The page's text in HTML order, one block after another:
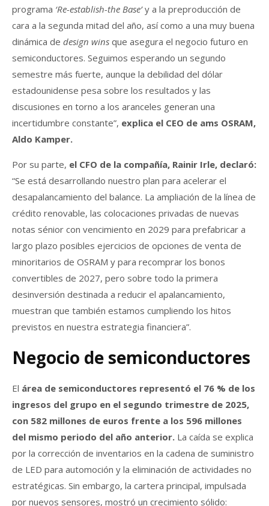
programa ‘Re-establish-the Base’y a la preproducción de
cara a la segunda mitad del año, así como a una muy buena
dinámica de design wins que asegura el negocio futuro en
semiconductores. Seguimos esperando un segundo
semestre más fuerte, aunque la debilidad del dólar
estadounidense pesa sobre los resultados y las
discusiones en torno a los aranceles generan una
incertidumbre constante”, explica el CEO de ams OSRAM,
Aldo Kamper.
Por su parte, el CFO de la compañía, Rainir Irle, declaró:
“Se está desarrollando nuestro plan para acelerar el
desapalancamiento del balance. La ampliación de la línea de
crédito renovable, las colocaciones privadas de nuevas
notas sénior con vencimiento en 2029 para prefabricar a
largo plazo posibles ejercicios de opciones de venta de
minoritarios de OSRAM y para recomprar los bonos
convertibles de 2027, pero sobre todo la primera
desinversión destinada a reducir el apalancamiento,
muestran que también estamos cumpliendo los hitos
previstos en nuestra estrategia financiera”.
Negocio de semiconductores
El área de semiconductores representó el 76 % de los
ingresos del grupo en el segundo trimestre de 2025,
con 582 millones de euros frente a los 596 millones
del mismo periodo del año anterior. La caída se explica
por la corrección de inventarios en la cadena de suministro
de LED para automoción y la eliminación de actividades no
estratégicas. Sin embargo, la cartera principal, impulsada
por nuevos sensores, mostró un crecimiento sólido: